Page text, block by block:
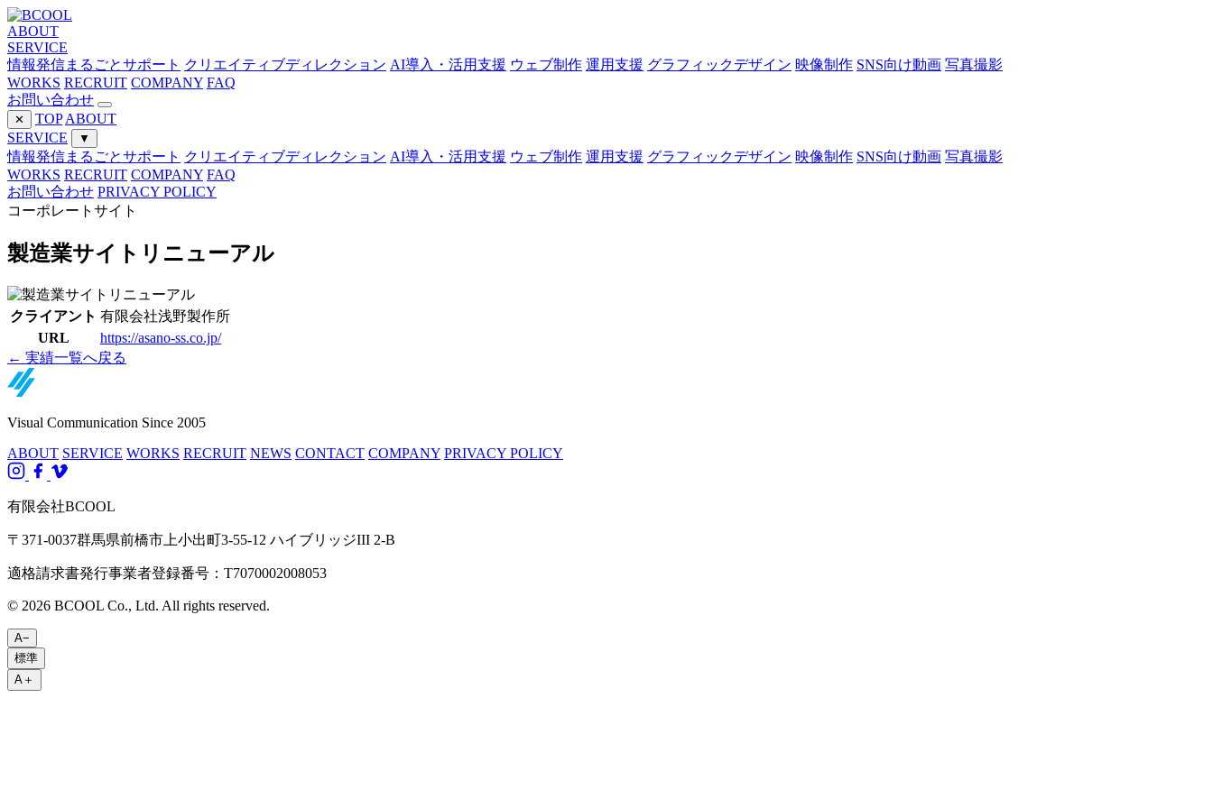
ABOUT
SERVICE
情報発信まるごとサポート クリエイティブディレクション AI導入・活用支援 ウェブ制作 運用支援 グラフィックデザイン 映像制作 SNS向け動画 写真撮影
WORKS RECRUIT COMPANY FAQ
お問い合わせ
✕ TOP ABOUT
SERVICE
▼
情報発信まるごとサポート クリエイティブディレクション AI導入・活用支援 ウェブ制作 運用支援 グラフィックデザイン 映像制作 SNS向け動画 写真撮影
WORKS RECRUIT COMPANY FAQ
お問い合わせ PRIVACY POLICY
コーポレートサイト
製造業サイトリニューアル
クライアント 有限会社浅野製作所
URL
https://asano-ss.co.jp/
← 実績一覧へ戻る
Visual Communication Since 2005
ABOUT SERVICE WORKS RECRUIT NEWS CONTACT COMPANY PRIVACY POLICY
有限会社BCOOL
〒371-0037群馬県前橋市上小出町3-55-12 ハイブリッジIII 2-B
適格請求書発行事業者登録番号：T7070002008053
© 2026 BCOOL Co., Ltd. All rights reserved.
A−
標準
A＋